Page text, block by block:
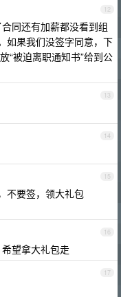
12
同还有加薪都没看到组
如果我们没签字同意，下
“被迫离职通知书”给到公
13
14
15
不要签，领大礼包
16
望拿大礼包走
17